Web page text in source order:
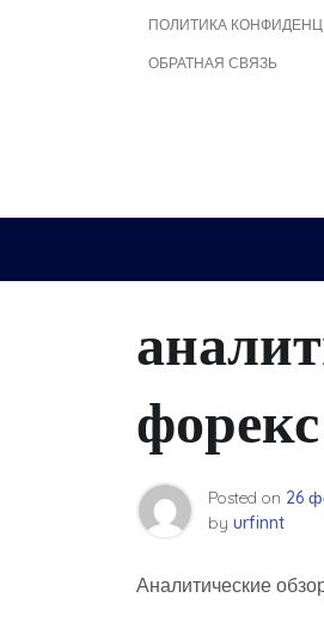
ПОЛИТИКА
ОБРАТНАЯ СВЯЗЬ
форекс
Posted on 26
by urfinnt
Аналитические